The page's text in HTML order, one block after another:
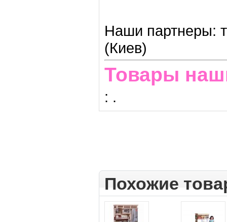
Наши партнеры:
(Киев)
Товары
: .
Похожие